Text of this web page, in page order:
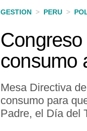
GESTION > PERU >
consumo
Mesa Directiva
consumo para
Padre, el Día del